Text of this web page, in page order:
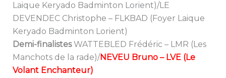
Laique Keryado Badminton Lorient)/LE
DEVENDEC Christophe – FLKBAD (Foyer Laique
Keryado Badminton Lorient)
Demi-finalistesWATTEBLED Frédéric – LMR (Les
Manchots de la rade)/NEVEU Bruno – LVE (Le
Volant Enchanteur)